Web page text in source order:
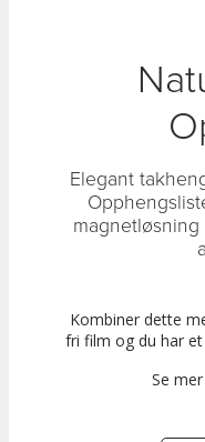
Elegant
Kombiner dette
fri film og du har
Se